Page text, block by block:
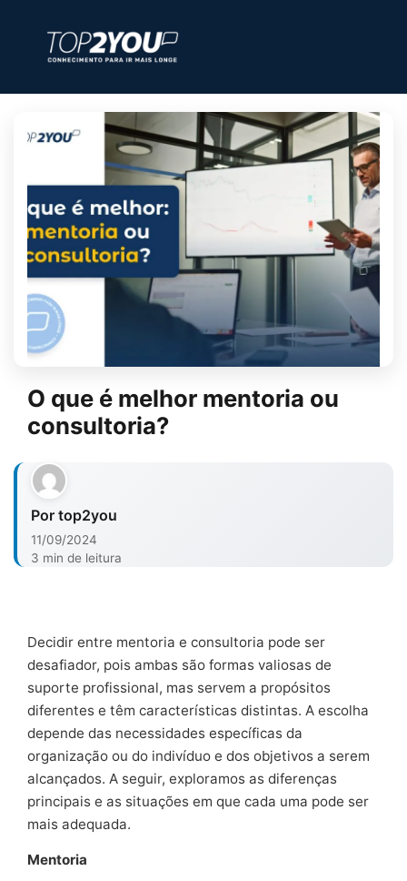
O que é melhor mentoria ou
consultoria?
Por top2you
11/09/2024
3 min de leitura
Decidir entre mentoria e consultoria pode ser
desafiador, pois ambas são formas valiosas de
suporte profissional, mas servem a propósitos
diferentes e têm características distintas. A escolha
depende das necessidades específicas da
organização ou do indivíduo e dos objetivos a serem
alcançados. A seguir, exploramos as diferenças
principais e as situações em que cada uma pode ser
mais adequada.
Mentoria